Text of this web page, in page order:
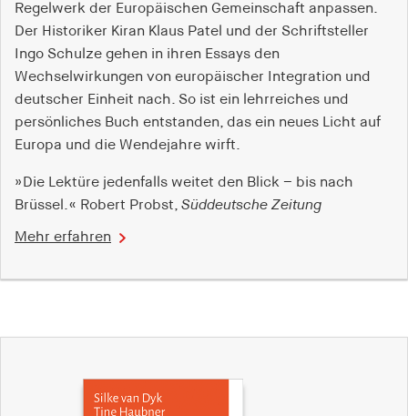
Regelwerk der Europäischen Gemeinschaft anpassen.
Der Historiker Kiran Klaus Patel und der Schriftsteller
Ingo Schulze gehen in ihren Essays den
Wechselwirkungen von europäischer Integration und
deutscher Einheit nach. So ist ein lehrreiches und
persönliches Buch entstanden, das ein neues Licht auf
Europa und die Wendejahre wirft.
»Die Lektüre jedenfalls weitet den Blick – bis nach
Brüssel.« Robert Probst, Süddeutsche Zeitung
Mehr erfahren